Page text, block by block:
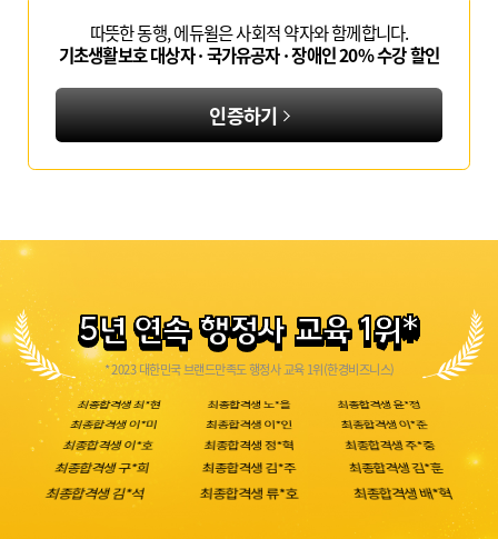
따뜻한 동행, 에듀윌은 사회적 약자와 함께합니다.
기초생활보호 대상자 · 국가유공자 · 장애인 20% 수강 할인
인증하기
5년 연속 행정사 교육 1위*
* 2023 대한민국 브랜드만족도 행정사 교육 1위(한경비즈니스)
최종합격생 김*민 최종합격생 김*식 최종합격생 김*중
최종합격생 김*환 최종합격생 신*철 최종합격생 안*호
최종합격생 이*희 최종합격생 정*성 최종합격생 최*철
최종합격생 최*현 최종합격생 노*을 최종합격생 윤*정
최종합격생 이*미
최종합격생 이*호 최종합격생 정*혁 최종합격생 주*중
최종합격생 구*희 최종합격생 김*주 최종합격생 김*훈
최종합격생 김*석 최종합격생 류*호 최종합격생 배*혁
최종합격생 서*우 최종합격생 송*섭 최종합격생 신*호
최종합격생 신*은 최종합격생 양*준 최종합격생 오*석
최종합격생 이*진